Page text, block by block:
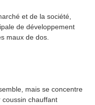
et de la société,
de développement
maux de dos.
mais se concentre
chauffant